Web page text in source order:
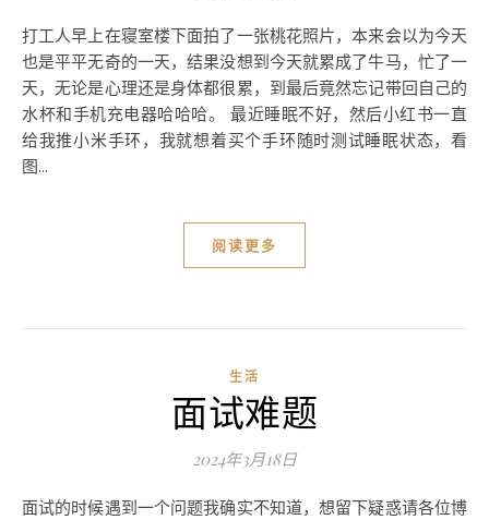
打工人早上在寝室楼下面拍了一张桃花照片，本来会以为今天
也是平平无奇的一天，结果没想到今天就累成了牛马，忙了一
天，无论是心理还是身体都很累，到最后竟然忘记带回自己的
水杯和手机充电器哈哈哈。 最近睡眠不好，然后小红书一直
给我推小米手环，我就想着买个手环随时测试睡眠状态，看
图...
阅读更多
生活
面试难题
2024年3月18日
面试的时候遇到一个问题我确实不知道，想留下疑惑请各位博